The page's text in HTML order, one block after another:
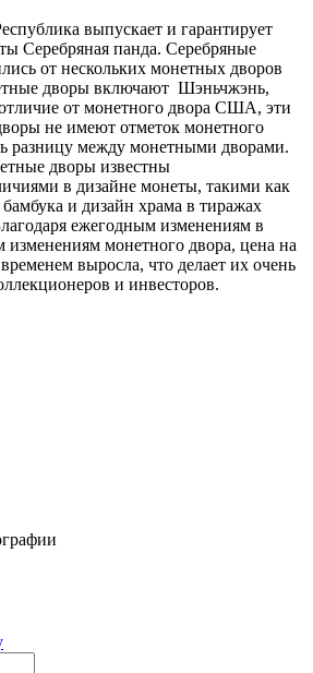
выпускает и гарантирует
Серебряная панда. Серебряные
от нескольких монетных дворов
дворы включают Шэньчжэнь,
от монетного двора США, эти
не имеют отметок монетного
разницу между монетными дворами.
дворы известны
в дизайне монеты, такими как
и дизайн храма в тиражах
ежегодным изменениям в
изменениям монетного двора, цена на
выросла, что делает их очень
и инвесторов.